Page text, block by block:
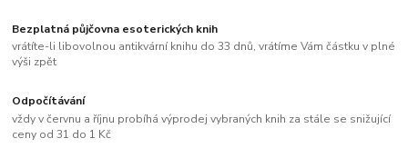
Bezplatná půjčovna esoterických knih
vrátíte-li libovolnou antikvární knihu do 33 dnů, vrátíme Vám částku v plné
výši zpět
Odpočítávání
vždy v červnu a říjnu probíhá výprodej vybraných knih za stále se snižující
ceny od 31 do 1 Kč